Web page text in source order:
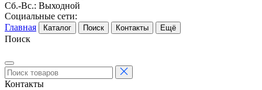
Сб.-Вс.: Выходной
Социальные сети:
Главная
Каталог Поиск Контакты Ещё
Поиск
Контакты